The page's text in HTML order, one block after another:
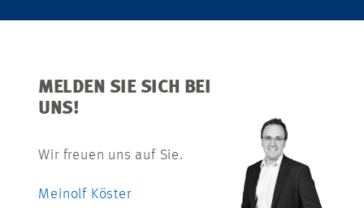
MELDEN SIE SICH BEI
UNS!
Wir freuen uns auf Sie.
Meinolf Köster